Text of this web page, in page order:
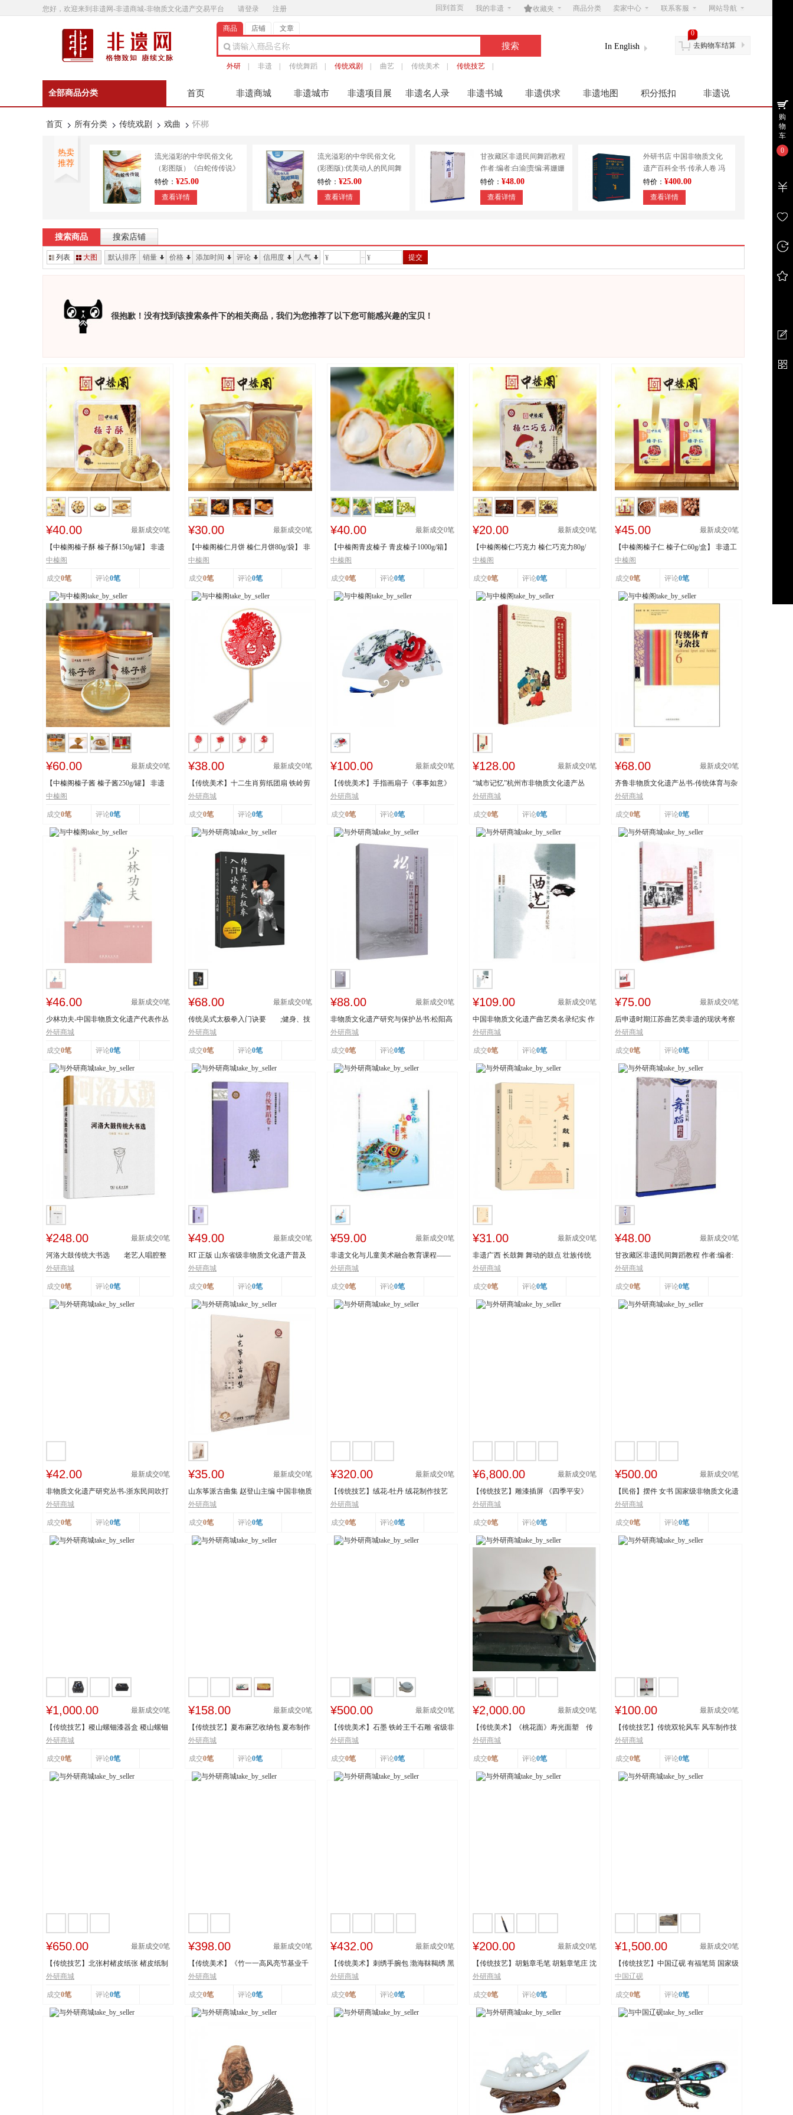
您好，欢迎来到非遗网-非遗商城-非物质文化遗产交易平台 请登录 注册 回到首页 我的非遗 󰄓收藏夹 商品分类 卖家中心 联系客服 网站导航
商品 店铺 文章
外研 非遗 传统舞蹈 传统戏剧 曲艺 传统美术 传统技艺
In English 去购物车结算
0
全部商品分类 首页 非遗商城 非遗城市 非遗项目展 非遗名人录 非遗书城 非遗供求 非遗地图 积分抵扣 非遗说
非遗微影
首页 所有分类 传统戏剧 戏曲 怀梆
热卖
推荐
流光溢彩的中华民俗文化
（彩图版）《白蛇传传说》
9787553450643
特价： ¥25.00
查看详情
流光溢彩的中华民俗文化
(彩图版):优美动人的民间舞
蹈 9787553451213
特价： ¥25.00
查看详情
甘孜藏区非遗民间舞蹈教程
作者:编者:白渝|责编:蒋姗姗
出版社:四川大学
特价： ¥48.00
查看详情
外研书店 中国非物质文化
遗产百科全书·传承人卷 冯
骥才 民间文学 其他
特价： ¥400.00
查看详情
特价：¥610.00
查看详情
搜索商品 搜索店铺
列表 大图 默认排序 销量 价格 添加时间 评论 信用度 人气 ¥ ¥ 提交
很抱歉！没有找到该搜索条件下的相关商品，我们为您推荐了以下您可能感兴趣的宝贝！
¥40.00 最新成交0笔
【中榛阁榛子酥 榛子酥150g/罐】 非遗
工艺 榛香浓...
中榛阁
成交0笔 评论0笔
¥30.00 最新成交0笔
【中榛阁榛仁月饼 榛仁月饼80g/袋】 非
遗工艺 榛香...
中榛阁
成交0笔 评论0笔
¥40.00 最新成交0笔
【中榛阁青皮榛子 青皮榛子1000g/箱】
非遗工艺 清...
中榛阁
成交0笔 评论0笔
¥20.00 最新成交0笔
【中榛阁榛仁巧克力 榛仁巧克力80g/
罐】 非遗工艺 ...
中榛阁
成交0笔 评论0笔
¥45.00 最新成交0笔
【中榛阁榛子仁 榛子仁60g/盒】 非遗工
艺 榛香浓郁
中榛阁
成交0笔 评论0笔
¥60.00 最新成交0笔
【中榛阁榛子酱 榛子酱250g/罐】 非遗
工艺 榛香浓...
中榛阁
成交0笔 评论0笔
¥38.00 最新成交0笔
【传统美术】十二生肖剪纸团扇 铁岭剪
纸 市级非物...
外研商城
成交0笔 评论0笔
¥100.00 最新成交0笔
【传统美术】手指画扇子《事事如意》
辽宁省级非物...
外研商城
成交0笔 评论0笔
¥128.00 最新成交0笔
“城市记忆”杭州市非物质文化遗产丛
书：传统体育游艺...
外研商城
成交0笔 评论0笔
¥68.00 最新成交0笔
齐鲁非物质文化遗产丛书-传统体育与杂
技 王丕琢 山...
外研商城
成交0笔 评论0笔
¥46.00 最新成交0笔
少林功夫-中国非物质文化遗产代表作丛
书
外研商城
成交0笔 评论0笔
¥68.00 最新成交0笔
传统吴式太极拳入门诀要 ;健身、技
击、穴位、意...
外研商城
成交0笔 评论0笔
¥88.00 最新成交0笔
非物质文化遗产研究与保护丛书:松阳高
腔口述剧本的...
外研商城
成交0笔 评论0笔
¥109.00 最新成交0笔
中国非物质文化遗产曲艺类名录纪实 作
者:姜昆,董耀...
外研商城
成交0笔 评论0笔
¥75.00 最新成交0笔
后申遗时期江苏曲艺类非遗的现状考察
与活态传承 978...
外研商城
成交0笔 评论0笔
¥248.00 最新成交0笔
河洛大鼓传统大书选 老艺人唱腔整
理 采撷民间...
外研商城
成交0笔 评论0笔
¥49.00 最新成交0笔
RT 正版 山东省级非物质文化遗产普及
读本:下:传统舞...
外研商城
成交0笔 评论0笔
¥59.00 最新成交0笔
非遗文化与儿童美术融合教育课程——
以深圳鱼灯舞为...
外研商城
成交0笔 评论0笔
¥31.00 最新成交0笔
非遗广西 长鼓舞 舞动的鼓点 壮族传统
舞蹈瑶族舞蹈...
外研商城
成交0笔 评论0笔
¥48.00 最新成交0笔
甘孜藏区非遗民间舞蹈教程 作者:编者:
白渝|责编:蒋...
外研商城
成交0笔 评论0笔
¥42.00 最新成交0笔
非物质文化遗产研究丛书-浙东民间吹打
乐研究 作...
外研商城
成交0笔 评论0笔
¥35.00 最新成交0笔
山东筝派古曲集 赵登山主编 中国非物质
文化遗产 上...
外研商城
成交0笔 评论0笔
¥320.00 最新成交0笔
【传统技艺】绒花-牡丹 绒花制作技艺
市级非物质...
外研商城
成交0笔 评论0笔
¥6,800.00 最新成交0笔
【传统技艺】雕漆插屏 《四季平安》
《繁花似锦》 ...
外研商城
成交0笔 评论0笔
¥500.00 最新成交0笔
【民俗】摆件 女书 国家级非物质文化遗
产 湖南...
外研商城
成交0笔 评论0笔
¥1,000.00 最新成交0笔
【传统技艺】稷山螺钿漆器盒 稷山螺钿
漆器髹饰技...
外研商城
成交0笔 评论0笔
¥158.00 最新成交0笔
【传统技艺】夏布麻艺收纳包 夏布制作
技艺 国家级...
外研商城
成交0笔 评论0笔
¥500.00 最新成交0笔
【传统美术】石墨 铁岭王千石雕 省级非
物质文化遗...
外研商城
成交0笔 评论0笔
¥2,000.00 最新成交0笔
【传统美术】《桃花面》寿光面塑 传
承人：王建美 市...
外研商城
成交0笔 评论0笔
¥100.00 最新成交0笔
【传统技艺】传统双轮风车 风车制作技
艺 传承人：刘...
外研商城
成交0笔 评论0笔
¥650.00 最新成交0笔
【传统技艺】北张村楮皮纸张 楮皮纸制
作技艺 国...
外研商城
成交0笔 评论0笔
¥398.00 最新成交0笔
【传统美术】《竹一一高风亮节基业千
秋》 福禄亿家...
外研商城
成交0笔 评论0笔
¥432.00 最新成交0笔
【传统美术】刺绣手腕包 渤海靺鞨绣 黑
龙江省牡丹...
外研商城
成交0笔 评论0笔
¥200.00 最新成交0笔
【传统技艺】胡魁章毛笔 胡魁章笔庄 沈
阳胡魁章制...
外研商城
成交0笔 评论0笔
¥1,500.00 最新成交0笔
【传统技艺】中国辽砚 有福笔筒 国家级
非物质文化遗...
中国辽砚
成交0笔 评论0笔
购
物
车
0